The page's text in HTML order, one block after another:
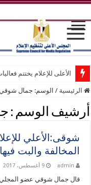
الأعلى للإعلام يختتم
الرئيسية / الوسم: جمال شوقي
أرشيف الوسم :
شوقى:الأعلي
المخالفة والبت
admin 9 أغسطس، 2017
قال جمال شوقي عضو المجلي